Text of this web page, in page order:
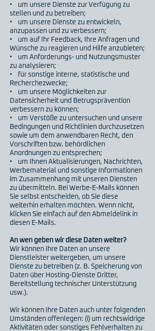
• um unsere Dienste zur Verfügung zu
stellen und zu betreiben;
• um unsere Dienste zu entwickeln,
anzupassen und zu verbessern;
• um auf Ihr Feedback, Ihre Anfragen und
Wünsche zu reagieren und Hilfe anzubieten;
• um Anforderungs- und Nutzungsmuster
zu analysieren;
• für sonstige interne, statistische und
Recherchezwecke;
• um unsere Möglichkeiten zur
Datensicherheit und Betrugsprävention
verbessern zu können;
• um Verstöße zu untersuchen und unsere
Bedingungen und Richtlinien durchzusetzen
sowie um dem anwendbaren Recht, den
Vorschriften bzw. behördlichen
Anordnungen zu entsprechen;
• um Ihnen Aktualisierungen, Nachrichten,
Werbematerial und sonstige Informationen
im Zusammenhang mit unseren Diensten
zu übermitteln. Bei Werbe-E-Mails können
Sie selbst entscheiden, ob Sie diese
weiterhin erhalten möchten. Wenn nicht,
klicken Sie einfach auf den Abmeldelink in
diesen E-Mails.
An wen geben wir diese Daten weiter?
Wir können Ihre Daten an unsere
Dienstleister weitergeben, um unsere
Dienste zu betreiben (z. B. Speicherung von
Daten über Hosting-Dienste Dritter,
Bereitstellung technischer Unterstützung
usw.).
Wir können Ihre Daten auch unter folgenden
Umständen offenlegen: (i) um rechtswidrige
Aktivitäten oder sonstiges Fehlverhalten zu